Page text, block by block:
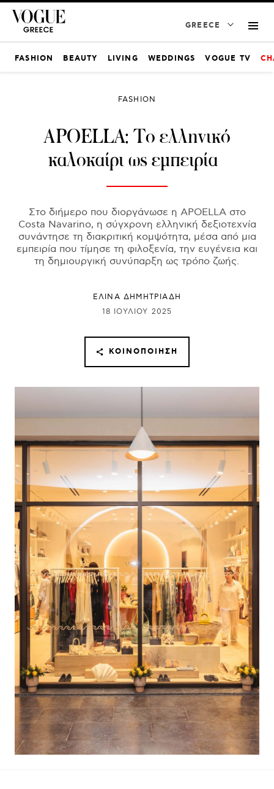
GREECE
FASHION BEAUTY LIVING WEDDINGS VOGUE TV
FASHION
APOELLA: Το ελληνικό
καλοκαίρι ως εμπειρία
Στο διήμερο που διοργάνωσε η APOELLA στο
Costa Navarino, η σύγχρονη ελληνική δεξιοτεχνία
συνάντησε τη διακριτική κομψότητα, μέσα από μια
εμπειρία που τίμησε τη φιλοξενία, την ευγένεια και
τη δημιουργική συνύπαρξη ως τρόπο ζωής.
ΕΛΙΝΑ ΔΗΜΗΤΡΙΑΔΗ
18 ΙΟΥΛΊΟΥ 2025
ΚΟΙΝΟΠΟΊΗΣΗ